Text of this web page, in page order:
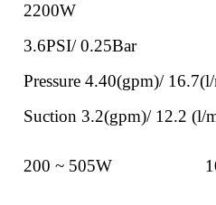
2200W
3.6PSI/ 0.25Bar
Pressure 4.40(gpm)/
Suction 3.2(gpm)/ 12.2 (l/
200 ~ 505W